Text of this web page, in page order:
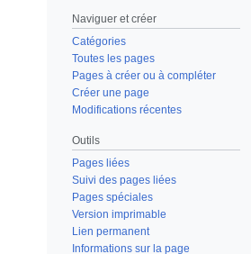
Naviguer et créer
Catégories
Toutes les pages
Pages à créer ou à compléter
Créer une page
Modifications récentes
Outils
Pages liées
Suivi des pages liées
Pages spéciales
Version imprimable
Lien permanent
Informations sur la page